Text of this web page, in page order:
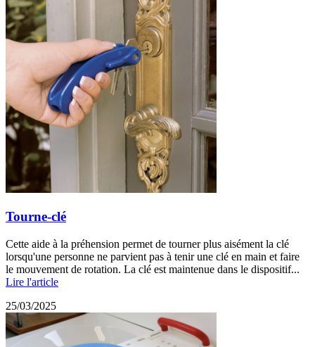
Tourne-clé
Cette aide à la préhension permet de tourner plus aisément la clé
lorsqu'une personne ne parvient pas à tenir une clé en main et faire
le mouvement de rotation. La clé est maintenue dans le dispositif...
Lire l'article
25/03/2025